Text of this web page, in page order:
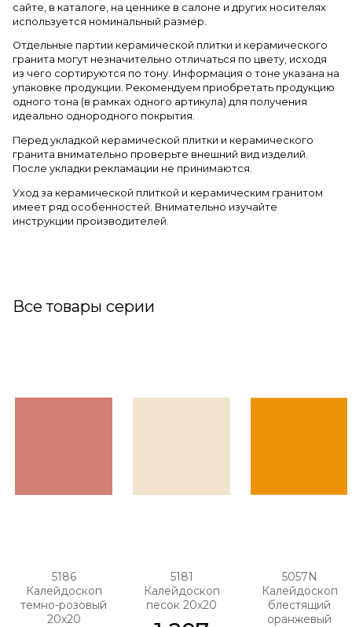
сайте, в каталоге, на ценнике в салоне и других носителях
используется номинальный размер.
Отдельные партии керамической плитки и керамического
гранита могут незначительно отличаться по цвету, исходя
из чего сортируются по тону. Информация о тоне указана на
упаковке продукции. Рекомендуем приобретать продукцию
одного тона (в рамках одного артикула) для получения
идеально однородного покрытия.
Перед укладкой керамической плитки и керамического
гранита внимательно проверьте внешний вид изделий.
После укладки рекламации не принимаются.
Уход за керамической плиткой и керамическим гранитом
имеет ряд особенностей. Внимательно изучайте
инструкции производителей.
Все товары серии
5186
Калейдоскоп
темно-розовый
20х20
5181
Калейдоскоп
песок 20х20
5057N
Калейдоскоп
блестящий
оранжевый